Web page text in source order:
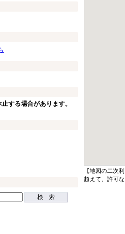
する場合があります。
検 索
【地図の二次
超えて、許可